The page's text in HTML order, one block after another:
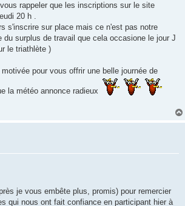
rappeler que les inscriptions sur le site
20 h .
s'inscrire sur place mais ce n'est pas notre
du surplus de travail que cela occasione le jour J
le triathlète )
pour vous offrir une belle journée de
la météo annonce radieux
je vous embête plus, promis) pour remercier
qui nous ont fait confiance en participant hier à